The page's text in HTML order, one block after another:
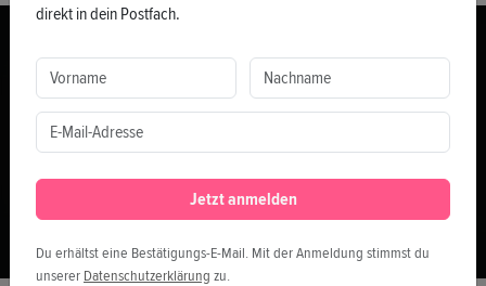
direkt in dein Postfach.
Jetzt anmelden
Du erhältst eine Bestätigungs-E-Mail. Mit der Anmeldung stimmst du
unserer Datenschutzerklärung zu.